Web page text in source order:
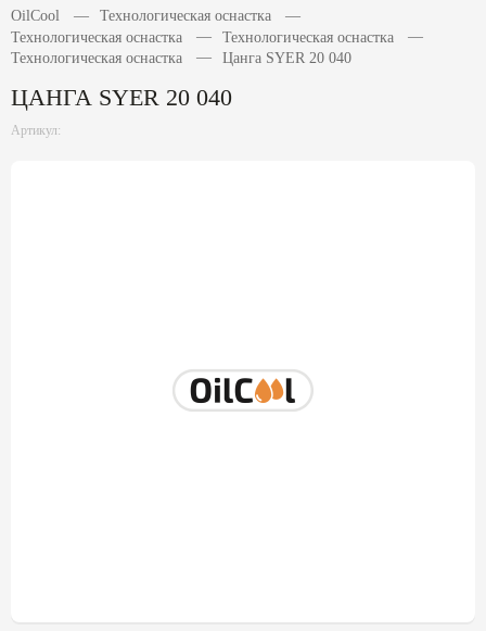
OilCool
Технологическая оснастка
Технологическая оснастка
Технологическая оснастка
Технологическая оснастка
Цанга SYER 20 040
ЦАНГА SYER 20 040
Артикул: